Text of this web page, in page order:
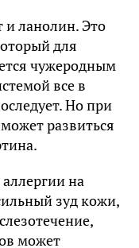
и ланолин. Это
для
чужеродным
все в
Но при
развиться
на
зуд кожи,
может